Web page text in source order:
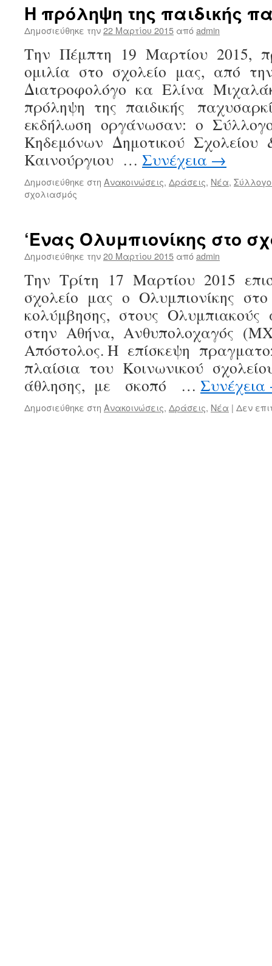
Η πρόληψη της παιδικής
Δημοσιεύθηκε την22 Μαρτίου 2015 απόadmin
Την Πέμπτη 19 Μαρτίου 2015,
ομιλία στο σχολείο μας, από
Διατροφολόγο κα Ελίνα
πρόληψη της παιδικής
εκδήλωση οργάνωσαν: ο
Κηδεμόνων Δημοτικού
Καινούργιου … Συνέχεια →
Δημοσιεύθηκε στη Ανακοινώσεις, Δράσεις, Νέα,
σχολιασμός
παιδικής
παχυσαρκίας
‘Ενας Ολυμπιονίκης στο
Δημοσιεύθηκε την20 Μαρτίου 2015 απόadmin
Την Τρίτη 17 Μαρτίου 2015
σχολείο μας ο Ολυμπιονίκης
κολύμβησης, στους
στην Αθήνα, Ανθυπολοχαγός
Απόστολος. Η επίσκεψη
πλαίσια του Κοινωνικού
άθλησης, με σκοπό … Συνέχεια
Δημοσιεύθηκε στη Ανακοινώσεις, Δράσεις, Νέα | Δεν